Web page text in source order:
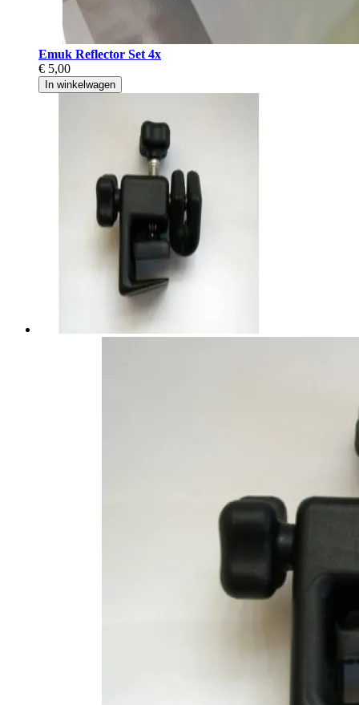
Emuk Reflector Set 4x
€ 5,00
In winkelwagen